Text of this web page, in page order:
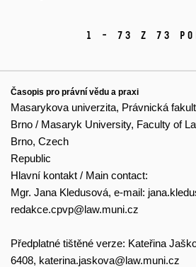
1 - 73 z 73
Časopis pro právní vědu a praxi
Masarykova univerzita, Právnická
Brno / Masaryk University, Faculty of
Brno, Czech
Republic
Hlavní kontakt / Main contact:
Mgr. Jana Kledusová, e-mail:
redakce.cpvp@law.muni.cz
Předplatné tištěné verze: Kateřina
6408, katerina.jaskova@law.muni.cz